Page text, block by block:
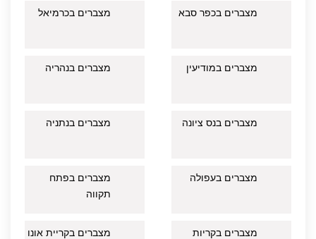
מצברים בכפר סבא מצברים בכרמיאל
מצברים במודיעין מצברים בנהריה
מצברים בנס ציונה מצברים בנתניה
מצברים בעפולה
מצברים בפתח
תקווה
מצברים בקריות מצברים בקריית אונו